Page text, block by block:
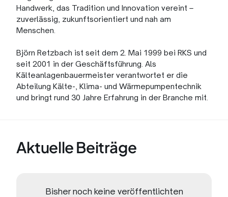
Handwerk, das Tradition und Innovation vereint –
zuverlässig, zukunftsorientiert und nah am
Menschen.
Björn Retzbach ist seit dem 2. Mai 1999 bei RKS und
seit 2001 in der Geschäftsführung. Als
Kälteanlagenbauermeister verantwortet er die
Abteilung Kälte-, Klima- und Wärmepumpentechnik
und bringt rund 30 Jahre Erfahrung in der Branche mit.
Aktuelle Beiträge
Bisher noch keine veröffentlichten